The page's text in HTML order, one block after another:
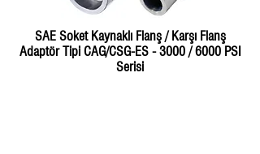
SAE Soket Kaynaklı Flanş / Karşı Flanş
Adaptör Tipi CAG/CSG-ES - 3000 / 6000 PSI
Serisi